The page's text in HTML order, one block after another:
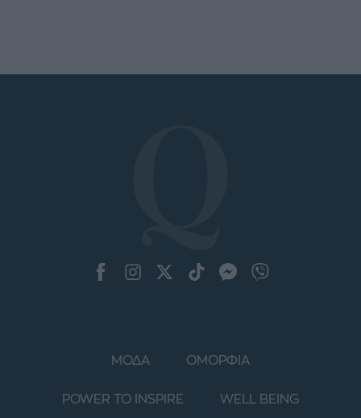
ΜΟΔΑ ΟΜΟΡΦΙΑ
POWER TO INSPIRE WELL BEING